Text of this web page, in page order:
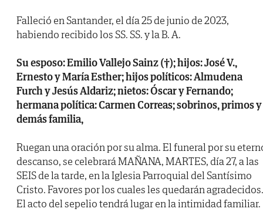
Falleció en Santander, el día 25 de junio de 2023,
habiendo recibido los SS. SS. y la B. A.
Su esposo: Emilio Vallejo Sainz (†); hijos: José V.,
Ernesto y María Esther; hijos políticos: Almudena
Furch y Jesús Aldariz; nietos: Óscar y Fernando;
hermana política: Carmen Correas; sobrinos, primos y
demás familia,
Ruegan una oración por su alma. El funeral por su
descanso, se celebrará MAÑANA, MARTES, día 27, a las
SEIS de la tarde, en la Iglesia Parroquial del Santísimo
Cristo. Favores por los cuales les quedarán agradecidos.
El acto del sepelio tendrá lugar en la intimidad familiar.